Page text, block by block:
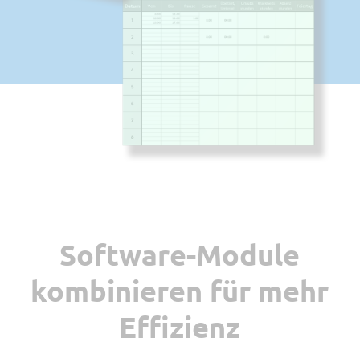
Software-Module
kombinieren für mehr
Effizienz